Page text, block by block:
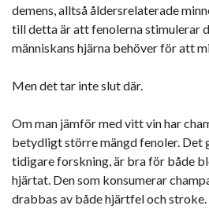
demens, alltså åldersrelaterade
till detta är att fenolerna stimulerar
människans hjärna behöver för att
Men det tar inte slut där.
Om man jämför med vitt vin har
betydligt större mängd fenoler. Det
tidigare forskning, är bra för både
hjärtat. Den som konsumerar
drabbas av både hjärtfel och stroke.